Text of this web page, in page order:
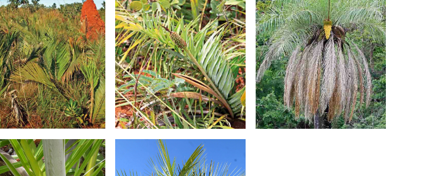
Buriti
um fruto com determinado valor
sua propriedades nutricionais.
Conheça!
Butiá
Palmeira que possui cerca de 1 metro de
altura e que está quase extinta em seu
habitat.
Conheça!
Coquinho-babão
As folhas espiraladas dessa palmeira são
utilizadas como cobertura para casas e
também como forragem para animais na
época seca.
Conheça!
do-campo Licuri